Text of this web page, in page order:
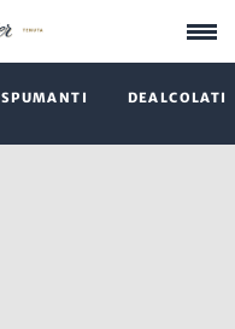
SPUMANTI DEALCOLATI